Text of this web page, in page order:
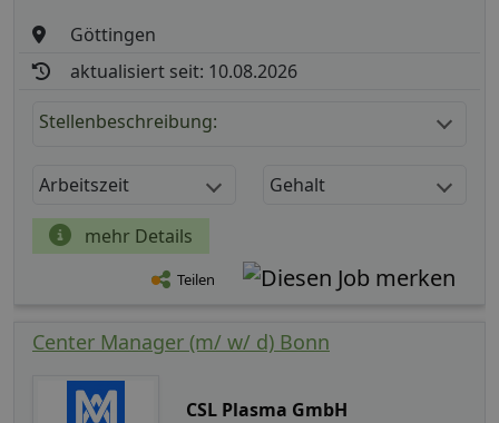
Göttingen
aktualisiert seit: 10.08.2026
Stellenbeschreibung:
Arbeitszeit Gehalt
mehr Details
Teilen
Center Manager (m/ w/ d) Bonn
CSL Plasma GmbH